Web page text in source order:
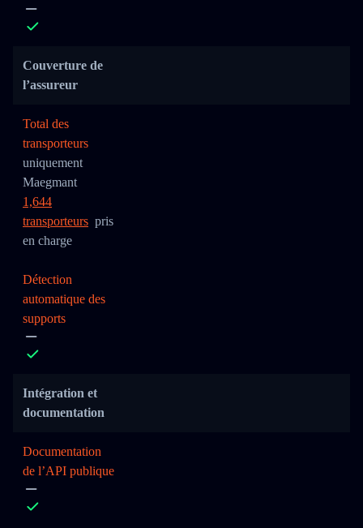
Couverture de
l’assureur
Total des
transporteurs
uniquement
Maegmant
1,644
transporteurs pris
en charge
Détection
automatique des
supports
Intégration et
documentation
Documentation
de l’API publique